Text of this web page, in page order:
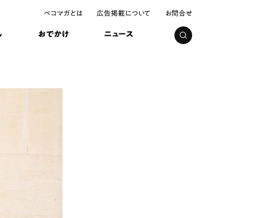
ペコマガとは 広告掲載について お問合せ
おでかけ ニュース